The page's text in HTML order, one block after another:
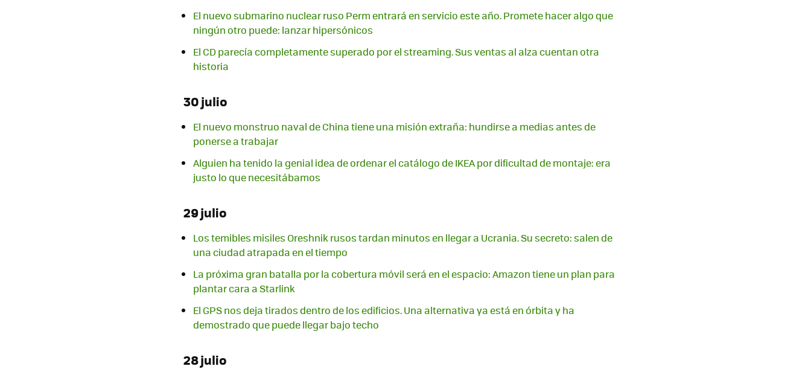
El nuevo submarino nuclear ruso Perm entrará en servicio este año. Promete hacer algo que
ningún otro puede: lanzar hipersónicos
El CD parecía completamente superado por el streaming. Sus ventas al alza cuentan otra
historia
30 julio
El nuevo monstruo naval de China tiene una misión extraña: hundirse a medias antes de
ponerse a trabajar
Alguien ha tenido la genial idea de ordenar el catálogo de IKEA por dificultad de montaje: era
justo lo que necesitábamos
29 julio
Los temibles misiles Oreshnik rusos tardan minutos en llegar a Ucrania. Su secreto: salen de
una ciudad atrapada en el tiempo
La próxima gran batalla por la cobertura móvil será en el espacio: Amazon tiene un plan para
plantar cara a Starlink
El GPS nos deja tirados dentro de los edificios. Una alternativa ya está en órbita y ha
demostrado que puede llegar bajo techo
28 julio